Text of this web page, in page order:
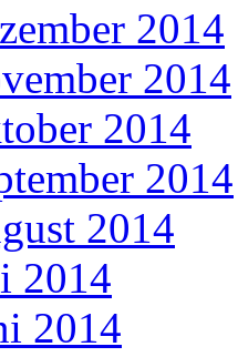
2014
2014
2014
2014
2014
2014
2014